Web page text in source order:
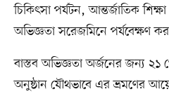
চিকিৎসা পর্যটন, আন্তর্জাতিক
অভিজ্ঞতা সরেজমিনে পর্যবেক্ষণ
বাস্তব অভিজ্ঞতা অর্জনের জন্য
অনুষ্ঠান যৌথভাবে এর ভ্রমণের